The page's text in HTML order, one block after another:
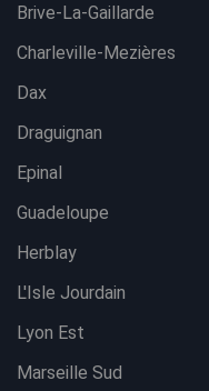
Brive-La-Gaillarde
Charleville-Mezières
Dax
Draguignan
Epinal
Guadeloupe
Herblay
L'Isle Jourdain
Lyon Est
Marseille Sud